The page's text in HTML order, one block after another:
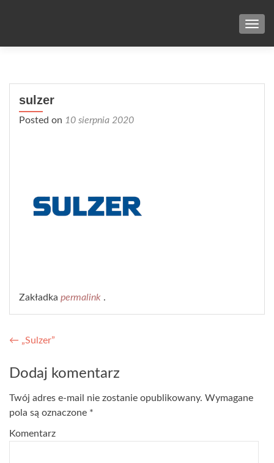
sulzer
Posted on 10 sierpnia 2020
Zakładka permalink .
Nawigacja wpisu
← „Sulzer”
Dodaj komentarz
Twój adres e-mail nie zostanie opublikowany. Wymagane
pola są oznaczone *
Komentarz